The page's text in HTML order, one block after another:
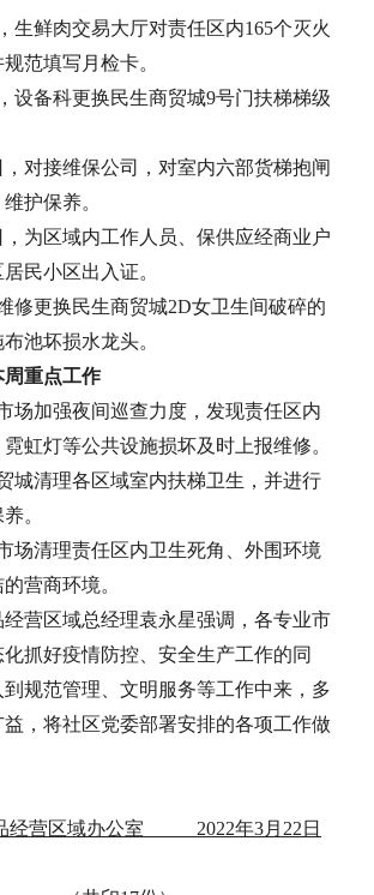
生鲜肉交易大厅对责任区内165个灭火
范填写月检卡。
设备科更换民生商贸城9号门扶梯梯级
，对接维保公司，对室内六部货梯抱闸
护保养。
，为区域内工作人员、保供应经商业户
民小区出入证。
修更换民生商贸城2D女卫生间破碎的
池坏损水龙头。
周重点工作
场加强夜间巡查力度，发现责任区内
虹灯等公共设施损坏及时上报维修。
城清理各区域室内扶梯卫生，并进行
。
场清理责任区内卫生死角、外围环境
营商环境。
营区域总经理袁永星强调，各专业市
抓好疫情防控、安全生产工作的同
规范管理、文明服务等工作中来，多
，将社区党委部署安排的各项工作做
经营区域办公室 2022年3月22日